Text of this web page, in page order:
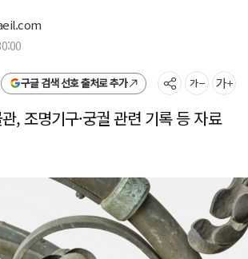
구글 검색 선호 출처로 추가
, 조명기구·궁궐 관련 기록 등 자료